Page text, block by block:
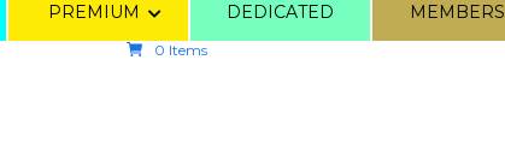
PREMIUM DEDICATED MEMBERS
0 Items